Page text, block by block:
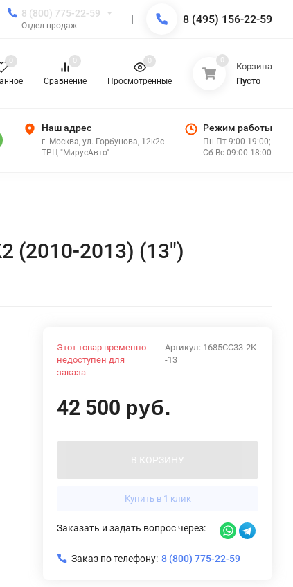
8 (800) 775-22-59
Отдел продаж 8 (495) 156-22-59
0
Сравнение
0
Просмотренные
0 0
Корзина
Пусто
Наш адрес
г. Москва, ул. Горбунова, 12к2с
ТРЦ "МирусАвто"
Режим работы
Пн-Пт 9:00-19:00;
Сб-Вс 09:00-18:00
(2010-2013) (13")
Артикул: 1685CC33-2K
-13
Этот товар временно
недоступен для
заказа
42 500 руб.
В КОРЗИНУ
Купить в 1 клик
Заказать и задать вопрос через:
Заказ по телефону: 8 (800) 775-22-59